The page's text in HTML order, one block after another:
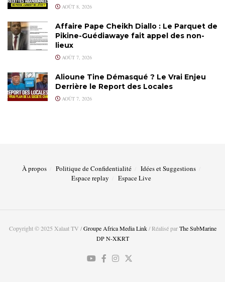
AOÛT 8, 2026
Affaire Pape Cheikh Diallo : Le Parquet de
Pikine-Guédiawaye fait appel des non-
lieux
AOÛT 7, 2026
Alioune Tine Démasqué ? Le Vrai Enjeu
Derrière le Report des Locales
AOÛT 7, 2026
À propos Politique de Confidentialité
Idées et Suggestions
Espace replay
Espace Live
Copyright © 2025 Xalaat TV /Groupe Africa Media Link/ Réalisé parThe SubMarine
DP N-XKRT